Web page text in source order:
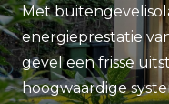
Met
energieprestatie
gevel een frisse
hoogwaardige